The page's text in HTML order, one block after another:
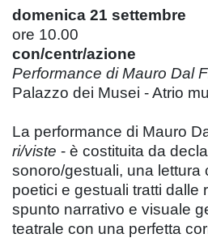
domenica 21 settembre
ore 10.00
con/centr/azione
Performance di Mauro Dal
Palazzo dei Musei - Atrio
La performance di Mauro
ri/viste - è costituita da
sonoro/gestuali, una lettura
poetici e gestuali tratti dalle
spunto narrativo e visuale
teatrale con una perfetta